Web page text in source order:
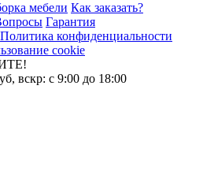
мебели Как заказать?
Гарантия
Политика конфиденциальности
cookie
вскр: с 9:00 до 18:00